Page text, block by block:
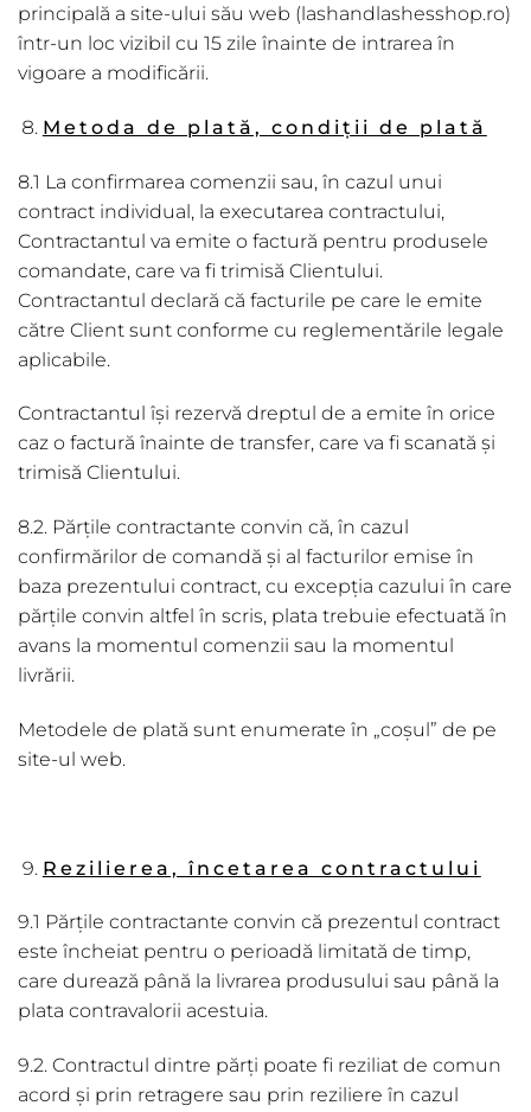
principală a site-ului său web (lashandlashesshop.ro)
într-un loc vizibil cu 15 zile înainte de intrarea în
vigoare a modificării.
Metoda de plată, condiții de plată
8.1 La confirmarea comenzii sau, în cazul unui
contract individual, la executarea contractului,
Contractantul va emite o factură pentru produsele
comandate, care va fi trimisă Clientului.
Contractantul declară că facturile pe care le emite
către Client sunt conforme cu reglementările legale
aplicabile.
Contractantul își rezervă dreptul de a emite în orice
caz o factură înainte de transfer, care va fi scanată și
trimisă Clientului.
8.2. Părțile contractante convin că, în cazul
confirmărilor de comandă și al facturilor emise în
baza prezentului contract, cu excepția cazului în care
părțile convin altfel în scris, plata trebuie efectuată în
avans la momentul comenzii sau la momentul
livrării.
Metodele de plată sunt enumerate în „coșul” de pe
site-ul web.
Rezilierea, încetarea contractului
9.1 Părțile contractante convin că prezentul contract
este încheiat pentru o perioadă limitată de timp,
care durează până la livrarea produsului sau până la
plata contravalorii acestuia.
9.2. Contractul dintre părți poate fi reziliat de comun
acord și prin retragere sau prin reziliere în cazul